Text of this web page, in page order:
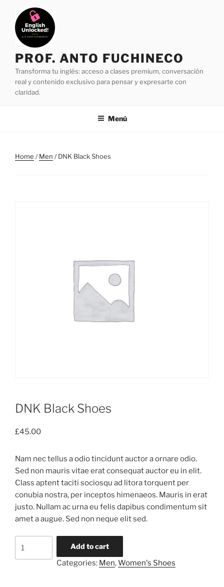
contenido
PROF. ANTO FUCHINECO
Transforma tu inglés: acceso a clases premium, conversación
real y contenido exclusivo para pensar y expresarte con
claridad.
Menú
Home /Men / DNK Black Shoes
DNK Black Shoes
£45.00
Nam nec tellus a odio tincidunt auctor a ornare odio.
Sed non mauris vitae erat consequat auctor eu in elit.
Class aptent taciti sociosqu ad litora torquent per
conubia nostra, per inceptos himenaeos. Mauris in erat
justo. Nullam ac urna eu felis dapibus condimentum sit
amet a augue. Sed non neque elit sed.
Black
Add to cart
Categories: Men,Women's Shoes